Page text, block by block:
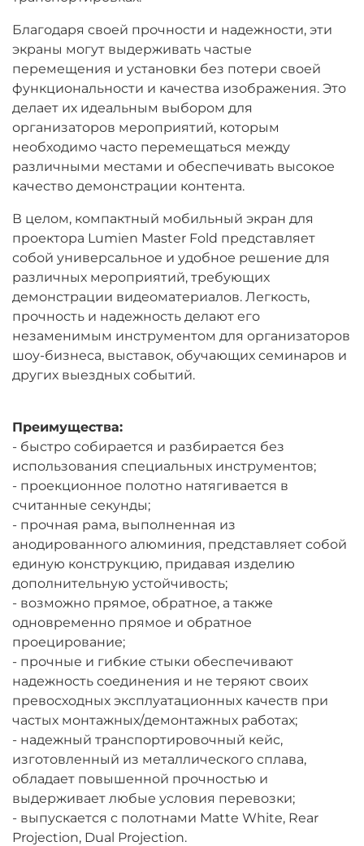
Благодаря своей прочности и надежности, эти
экраны могут выдерживать частые
перемещения и установки без потери своей
функциональности и качества изображения. Это
делает их идеальным выбором для
организаторов мероприятий, которым
необходимо часто перемещаться между
различными местами и обеспечивать высокое
качество демонстрации контента.
В целом, компактный мобильный экран для
проектора Lumien Master Fold представляет
собой универсальное и удобное решение для
различных мероприятий, требующих
демонстрации видеоматериалов. Легкость,
прочность и надежность делают его
незаменимым инструментом для организаторов
шоу-бизнеса, выставок, обучающих семинаров и
других выездных событий.
Преимущества:
- быстро собирается и разбирается без
использования специальных инструментов;
- проекционное полотно натягивается в
считанные секунды;
- прочная рама, выполненная из
анодированного алюминия, представляет собой
единую конструкцию, придавая изделию
дополнительную устойчивость;
- возможно прямое, обратное, а также
одновременно прямое и обратное
проецирование;
- прочные и гибкие стыки обеспечивают
надежность соединения и не теряют своих
превосходных эксплуатационных качеств при
частых монтажных/демонтажных работах;
- надежный транспортировочный кейс,
изготовленный из металлического сплава,
обладает повышенной прочностью и
выдерживает любые условия перевозки;
- выпускается с полотнами Matte White, Rear
Projection, Dual Projection.